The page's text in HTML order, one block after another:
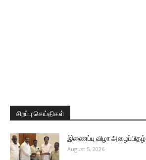
சிறப்பு செய்திகள்
இணைப்பு விழா அழைப்பிதழ்
August 5, 2026